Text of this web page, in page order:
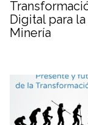
Digital para la
Minería